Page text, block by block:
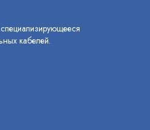
кабелей.